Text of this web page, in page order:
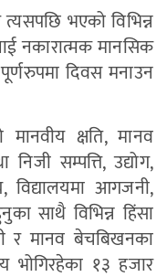
भएको विभिन्न
नकारात्मक मानसिक
दिवस मनाउन
मानवीय क्षति, मानव
सम्पत्ति, उद्योग,
विद्यालयमा आगजनी,
साथै विभिन्न हिंसा
र मानव बेचबिखनका
भोगिरहेका १३ हजार